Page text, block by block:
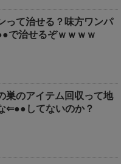
って治せる？味方ワンパ
で治せるぞｗｗｗｗ
巣のアイテム回収って地
⇐●●してないのか？